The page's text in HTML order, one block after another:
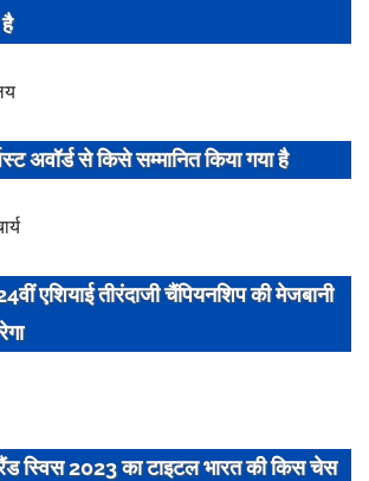
अवॉर्ड से किसे सम्मानित किया गया है
एशियाई तीरंदाजी चैंपियनशिप की मेजबानी
स्विस 2023 का टाइटल भारत की किस चेस